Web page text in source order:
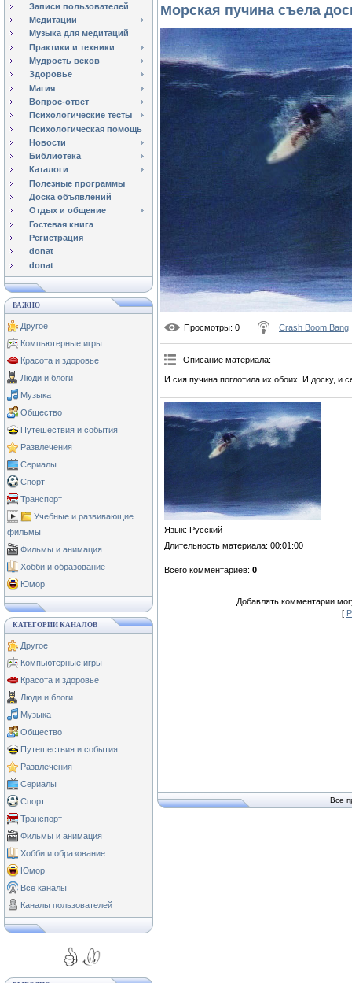
Записи пользователей
Медитации
Музыка для медитаций
Практики и техники
Мудрость веков
Здоровье
Магия
Вопрос-ответ
Психологические тесты
Психологическая помощь
Новости
Библиотека
Каталоги
Полезные программы
Доска объявлений
Отдых и общение
Гостевая книга
Регистрация
donat
donat
ВАЖНО
Другое
Компьютерные игры
Красота и здоровье
Люди и блоги
Музыка
Общество
Путешествия и события
Развлечения
Сериалы
Спорт
Транспорт
Учебные и развивающие
фильмы
Фильмы и анимация
Хобби и образование
Юмор
КАТЕГОРИИ КАНАЛОВ
Другое
Компьютерные игры
Красота и здоровье
Люди и блоги
Музыка
Общество
Путешествия и события
Развлечения
Сериалы
Спорт
Транспорт
Фильмы и анимация
Хобби и образование
Юмор
Все каналы
Каналы пользователей
Морская пучина съела
Просмотры: 0 Crash Boom Bang
Описание материала:
И сия пучина поглотила их обоих. И доску, и
Язык: Русский
Длительность материала: 00:01:00
Всего комментариев: 0
Добавлять комментарии
[
Все